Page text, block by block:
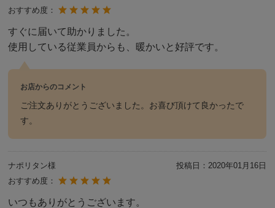
おすすめ度：
すぐに届いて助かりました。
使用している従業員からも、暖かいと好評です。
お店からのコメント
ご注文ありがとうございました。お喜び頂けて良かったで
す。
ナポリタン様 投稿日： 2020年01月16日
おすすめ度：
いつもありがとうございます。